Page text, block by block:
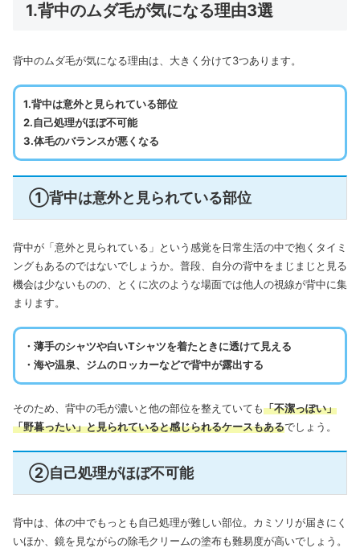
1.背中のムダ毛が気になる理由3選
背中のムダ毛が気になる理由は、大きく分けて3つあります。
1.背中は意外と見られている部位
2.自己処理がほぼ不可能
3.体毛のバランスが悪くなる
①背中は意外と見られている部位
背中が「意外と見られている」という感覚を日常生活の中で抱くタイミ
ングもあるのではないでしょうか。普段、自分の背中をまじまじと見る
機会は少ないものの、とくに次のような場面では他人の視線が背中に集
まります。
・薄手のシャツや白いTシャツを着たときに透けて見える
・海や温泉、ジムのロッカーなどで背中が露出する
そのため、背中の毛が濃いと他の部位を整えていても「不潔っぽい」
「野暮ったい」と見られていると感じられるケースもあるでしょう。
②自己処理がほぼ不可能
背中は、体の中でもっとも自己処理が難しい部位。カミソリが届きにく
いほか、鏡を見ながらの除毛クリームの塗布も難易度が高いでしょう。